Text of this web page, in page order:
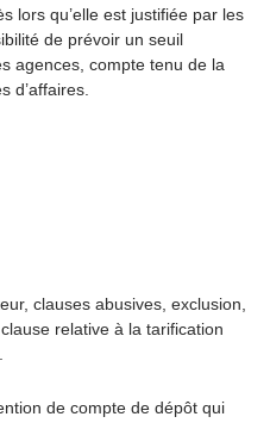
lors qu’elle est justifiée par les
de prévoir un seuil
agences, compte tenu de la
d’affaires.
clauses abusives, exclusion,
relative à la tarification
de compte de dépôt qui